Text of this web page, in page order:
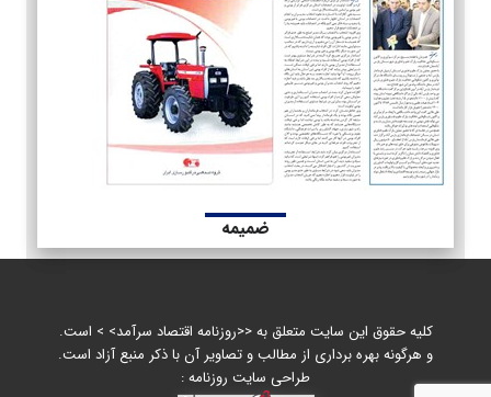
ضمیمه
کلیه حقوق این سایت متعلق به <<روزنامه اقتصاد سرآمد> > است.
و هرگونه بهره برداری از مطالب و تصاویر آن با ذکر منبع آزاد است.
طراحی سایت روزنامه :